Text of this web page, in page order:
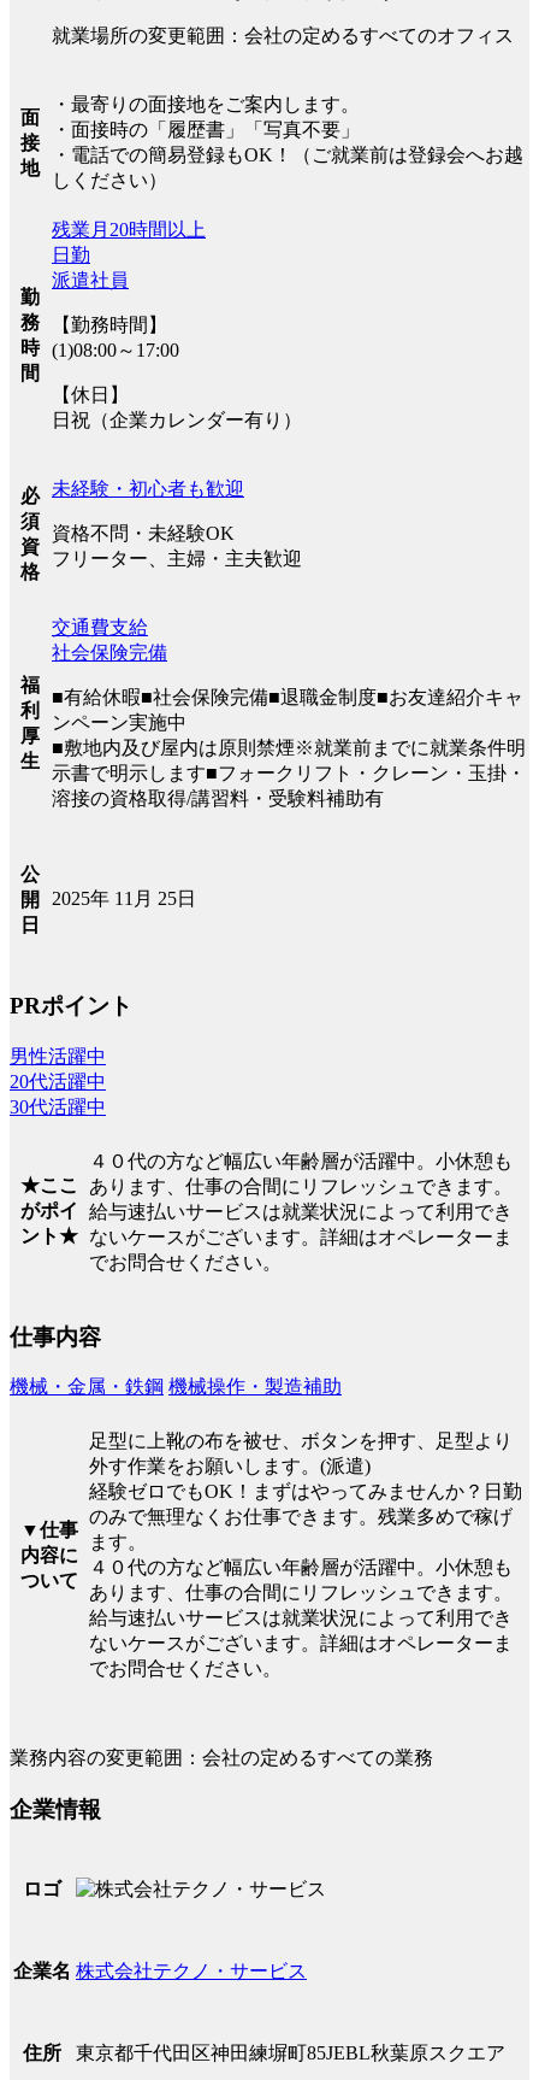
就業場所の変更範囲：会社の定めるすべてのオフィス
面
接
地
・最寄りの面接地をご案内します。
・面接時の「履歴書」「写真不要」
・電話での簡易登録もOK！（ご就業前は登録会へお越
しください）
勤
務
時
間
残業月20時間以上
日勤
派遣社員
【勤務時間】
(1)08:00～17:00
【休日】
日祝（企業カレンダー有り）
必
須
資
格
未経験・初心者も歓迎
資格不問・未経験OK
フリーター、主婦・主夫歓迎
福
利
厚
生
交通費支給
社会保険完備
■有給休暇■社会保険完備■退職金制度■お友達紹介キャ
ンペーン実施中
■敷地内及び屋内は原則禁煙※就業前までに就業条件明
示書で明示します■フォークリフト・クレーン・玉掛・
溶接の資格取得/講習料・受験料補助有
公
開
日
2025年 11月 25日
PRポイント
男性活躍中
20代活躍中
30代活躍中
★ここ
がポイ
ント★
４０代の方など幅広い年齢層が活躍中。小休憩も
あります、仕事の合間にリフレッシュできます。
給与速払いサービスは就業状況によって利用でき
ないケースがございます。詳細はオペレーターま
でお問合せください。
仕事内容
機械・金属・鉄鋼 機械操作・製造補助
▼仕事
内容に
ついて
足型に上靴の布を被せ、ボタンを押す、足型より
外す作業をお願いします。(派遣)
経験ゼロでもOK！まずはやってみませんか？日勤
のみで無理なくお仕事できます。残業多めで稼げ
ます。
４０代の方など幅広い年齢層が活躍中。小休憩も
あります、仕事の合間にリフレッシュできます。
給与速払いサービスは就業状況によって利用でき
ないケースがございます。詳細はオペレーターま
でお問合せください。
業務内容の変更範囲：会社の定めるすべての業務
企業情報
ロゴ
企業名 株式会社テクノ・サービス
住所 東京都千代田区神田練塀町85JEBL秋葉原スクエア